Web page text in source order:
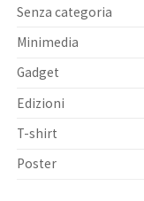
Senza categoria
Minimedia
Gadget
Edizioni
T-shirt
Poster